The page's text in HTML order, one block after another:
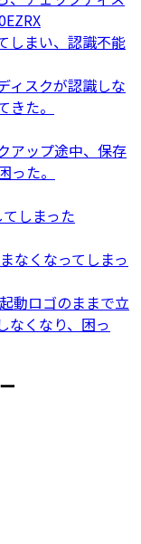
しまい、認識不能
ィスクが認識しな
た。
アップ途中、保存
った。
しまった
なくなってしまっ
動ロゴのままで立
なくなり、困っ